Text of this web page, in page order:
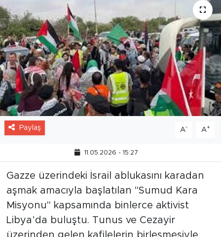
Paylaş A- A+
11.05.2026 - 15:27
Gazze üzerindeki İsrail ablukasını karadan
aşmak amacıyla başlatılan "Sumud Kara
Misyonu" kapsamında binlerce aktivist
Libya’da buluştu. Tunus ve Cezayir
üzerinden gelen kafilelerin birleşmesiyle